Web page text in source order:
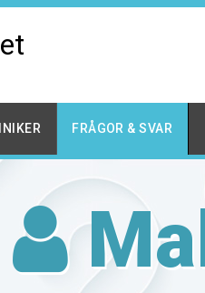
FRÅGOR & SVAR